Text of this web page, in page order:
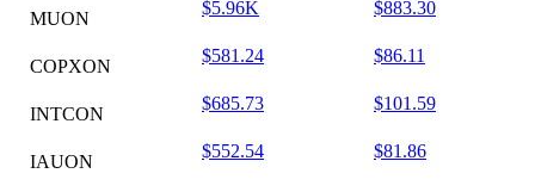
MUON
$5.96K $883.30
COPXON
$581.24 $86.11
INTCON
$685.73 $101.59
IAUON
$552.54 $81.86